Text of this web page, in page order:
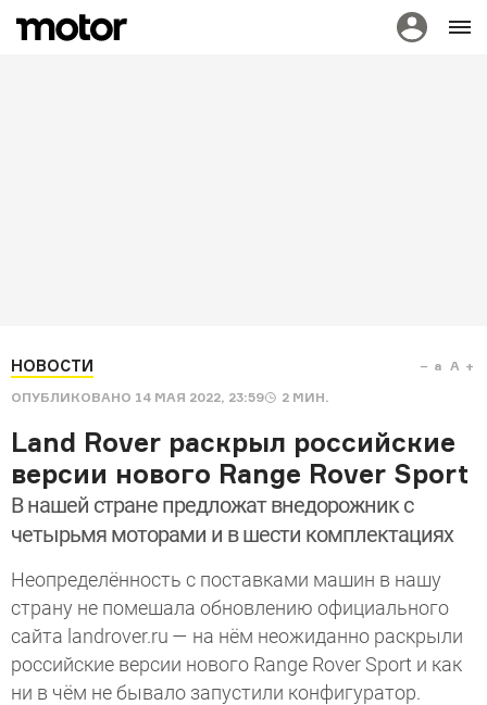
НОВОСТИ
ОПУБЛИКОВАНО 14 МАЯ 2022, 23:59 2 МИН.
a A
Land Rover раскрыл российские
версии нового Range Rover Sport
В нашей стране предложат внедорожник с
четырьмя моторами и в шести комплектациях
Неопределённость с поставками машин в нашу
страну не помешала обновлению официального
сайта landrover.ru — на нём неожиданно раскрыли
российские версии нового Range Rover Sport и как
ни в чём не бывало запустили конфигуратор.